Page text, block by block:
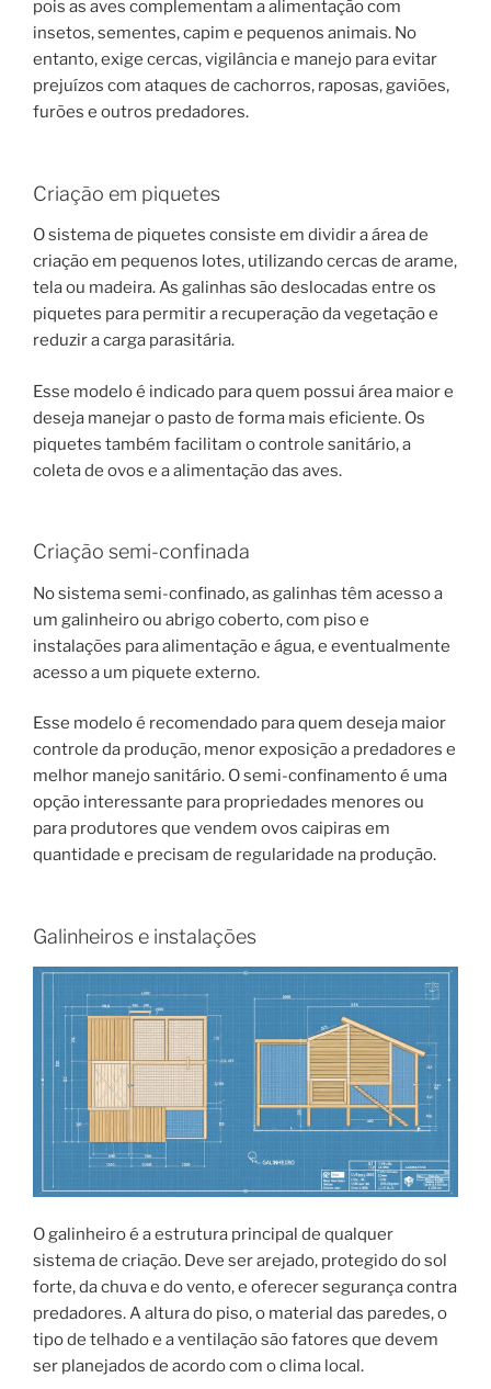
pois as aves complementam a alimentação com
insetos, sementes, capim e pequenos animais. No
entanto, exige cercas, vigilância e manejo para evitar
prejuízos com ataques de cachorros, raposas, gaviões,
furões e outros predadores.
Criação em piquetes
O sistema de piquetes consiste em dividir a área de
criação em pequenos lotes, utilizando cercas de arame,
tela ou madeira. As galinhas são deslocadas entre os
piquetes para permitir a recuperação da vegetação e
reduzir a carga parasitária.
Esse modelo é indicado para quem possui área maior e
deseja manejar o pasto de forma mais eficiente. Os
piquetes também facilitam o controle sanitário, a
coleta de ovos e a alimentação das aves.
Criação semi-confinada
No sistema semi-confinado, as galinhas têm acesso a
um galinheiro ou abrigo coberto, com piso e
instalações para alimentação e água, e eventualmente
acesso a um piquete externo.
Esse modelo é recomendado para quem deseja maior
controle da produção, menor exposição a predadores e
melhor manejo sanitário. O semi-confinamento é uma
opção interessante para propriedades menores ou
para produtores que vendem ovos caipiras em
quantidade e precisam de regularidade na produção.
Galinheiros e instalações
O galinheiro é a estrutura principal de qualquer
sistema de criação. Deve ser arejado, protegido do sol
forte, da chuva e do vento, e oferecer segurança contra
predadores. A altura do piso, o material das paredes, o
tipo de telhado e a ventilação são fatores que devem
ser planejados de acordo com o clima local.